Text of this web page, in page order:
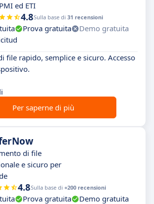
ed ETI
4.8Sulla base di 31 recensioni
Prova gratuita
Demo gratuita
file rapido, semplice e sicuro. Accesso
Per saperne di più
di file
e sicuro per
4.8Sulla base di +200 recensioni
Prova gratuita
Demo gratuita